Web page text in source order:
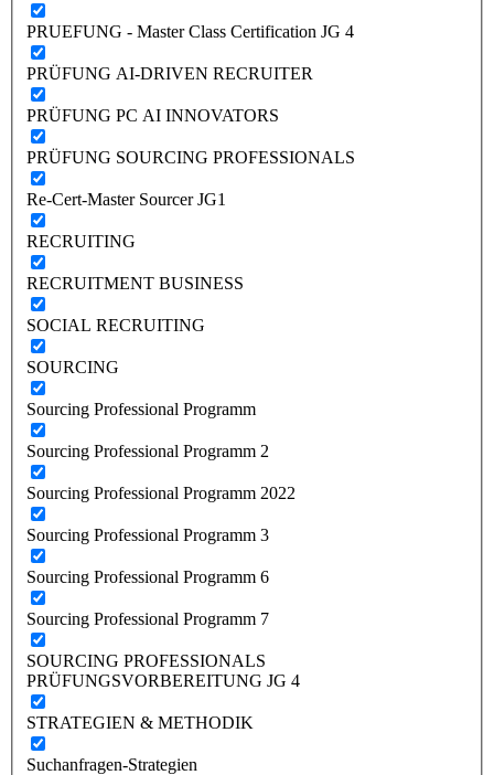
PRUEFUNG - Master Class Certification JG 4
PRÜFUNG AI-DRIVEN RECRUITER
PRÜFUNG PC AI INNOVATORS
PRÜFUNG SOURCING PROFESSIONALS
Re-Cert-Master Sourcer JG1
RECRUITING
RECRUITMENT BUSINESS
SOCIAL RECRUITING
SOURCING
Sourcing Professional Programm
Sourcing Professional Programm 2
Sourcing Professional Programm 2022
Sourcing Professional Programm 3
Sourcing Professional Programm 6
Sourcing Professional Programm 7
SOURCING PROFESSIONALS
PRÜFUNGSVORBEREITUNG JG 4
STRATEGIEN & METHODIK
Suchanfragen-Strategien